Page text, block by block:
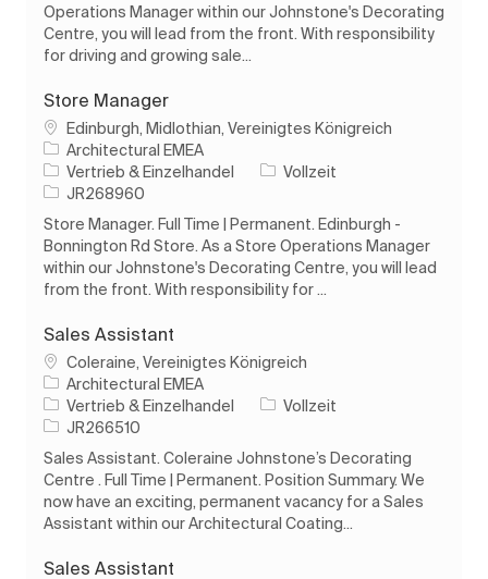
Operations Manager within our Johnstone's Decorating
Centre, you will lead from the front. With responsibility
for driving and growing sale...
Store Manager
Ort
Edinburgh, Midlothian, Vereinigtes Königreich
Architectural EMEA
Kategorie
Vertrieb & Einzelhandel Auftragstyp
Vollzeit
Auftrags-ID
JR268960
Store Manager. Full Time | Permanent. Edinburgh -
Bonnington Rd Store. As a Store Operations Manager
within our Johnstone's Decorating Centre, you will lead
from the front. With responsibility for ...
Sales Assistant
Ort Coleraine, Vereinigtes Königreich
Architectural EMEA
Kategorie
Vertrieb & Einzelhandel Auftragstyp
Vollzeit
Auftrags-ID
JR266510
Sales Assistant. Coleraine Johnstone’s Decorating
Centre . Full Time | Permanent. Position Summary. We
now have an exciting, permanent vacancy for a Sales
Assistant within our Architectural Coating...
Sales Assistant